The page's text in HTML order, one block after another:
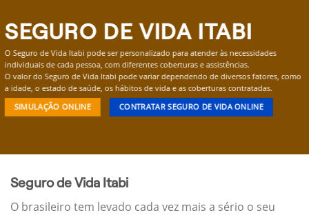
SEGURO DE VIDA ITABI
O Seguro de Vida Itabi pode ser personalizado para atender às necessidades
individuais de cada pessoa, com diferentes coberturas e assistências.
O valor do Seguro de Vida Itabi pode variar dependendo de diversos fatores, como
a idade, o estado de saúde, os hábitos de vida e as coberturas contratadas.
SIMULAÇÃO ONLINE CONTRATAR SEGURO DE VIDA ONLINE
Seguro de Vida Itabi
O brasileiro tem levado cada vez mais a sério o seu